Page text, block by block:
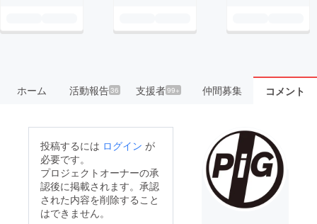
ホーム 活動報告36 支援者99+ 仲間募集 コメント
投稿するには ログイン が
必要です。
プロジェクトオーナーの承
認後に掲載されます。承認
された内容を削除すること
はできません。